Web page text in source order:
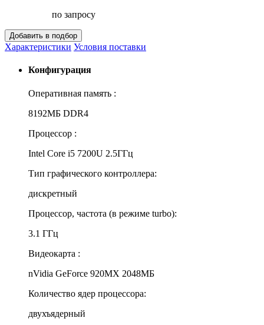
по запросу
Характеристики Условия поставки
Конфигурация
Оперативная память :
8192МБ DDR4
Процессор :
Intel Core i5 7200U 2.5ГГц
Тип графического контроллера:
дискретный
Процессор, частота (в режиме turbo):
3.1 ГГц
Видеокарта :
nVidia GeForce 920MX 2048МБ
Количество ядер процессора:
двухъядерный